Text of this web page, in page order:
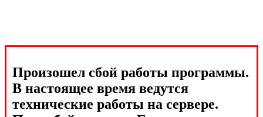
Произошел сбой работы программы.
В настоящее время ведутся
технические работы на сервере.